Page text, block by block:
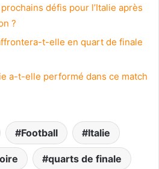
défis pour l’Italie après
?
t-elle en quart de finale
a-t-elle performé dans ce match
Football Italie
quarts de finale